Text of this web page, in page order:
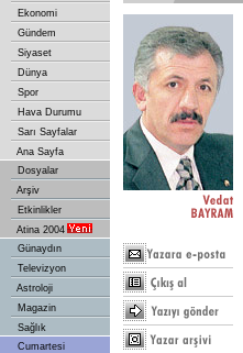
Ekonomi
Gündem
Siyaset
Dünya
Spor
Hava Durumu
Sarı Sayfalar
Ana Sayfa
Dosyalar
Arşiv
Etkinlikler
Atina 2004
Günaydın
Televizyon
Astroloji
Magazin
Sağlık
Cumartesi